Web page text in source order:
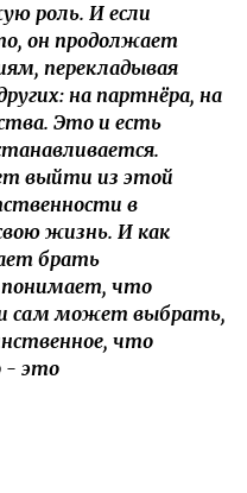
роль. И если
он продолжает
перекладывая
на партнёра, на
Это и есть
выйти из этой
в
жизнь. И как
брать
что
сам может выбрать,
что
- это